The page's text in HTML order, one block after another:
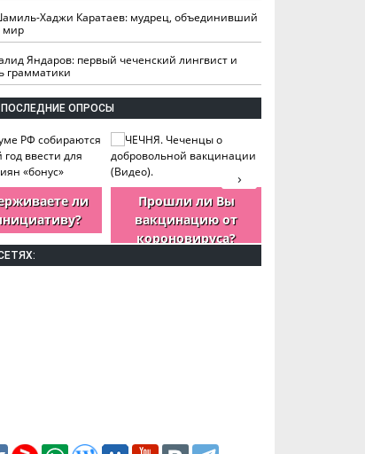
Хаджи Каратаев: мудрец, объединивший
мир
Яндаров: первый чеченский лингвист и
грамматики
ОПРОСЫ
ли
Прошли ли Вы
вакцинацию от
короновируса?
›